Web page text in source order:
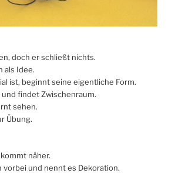
doch er schließt nichts.
als Idee.
ist, beginnt seine eigentliche Form.
findet Zwischenraum.
sehen.
Übung.
näher.
vorbei und nennt es Dekoration.